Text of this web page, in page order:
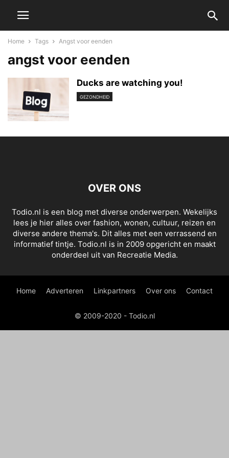
Home Tags Angst voor eenden
angst voor eenden
Ducks are watching you!
GEZONDHEID
OVER ONS
Todio.nl is een blog met diverse onderwerpen. Wekelijks
lees je hier alles over fashion, wonen, cultuur, reizen en
diverse andere thema's. Dit alles met een verrassend en
informatief tintje. Todio.nl is in 2009 opgericht en maakt
onderdeel uit van Recreatie Media.
Home Adverteren Linkpartners Over ons Contact
© 2009-2020 - Todio.nl